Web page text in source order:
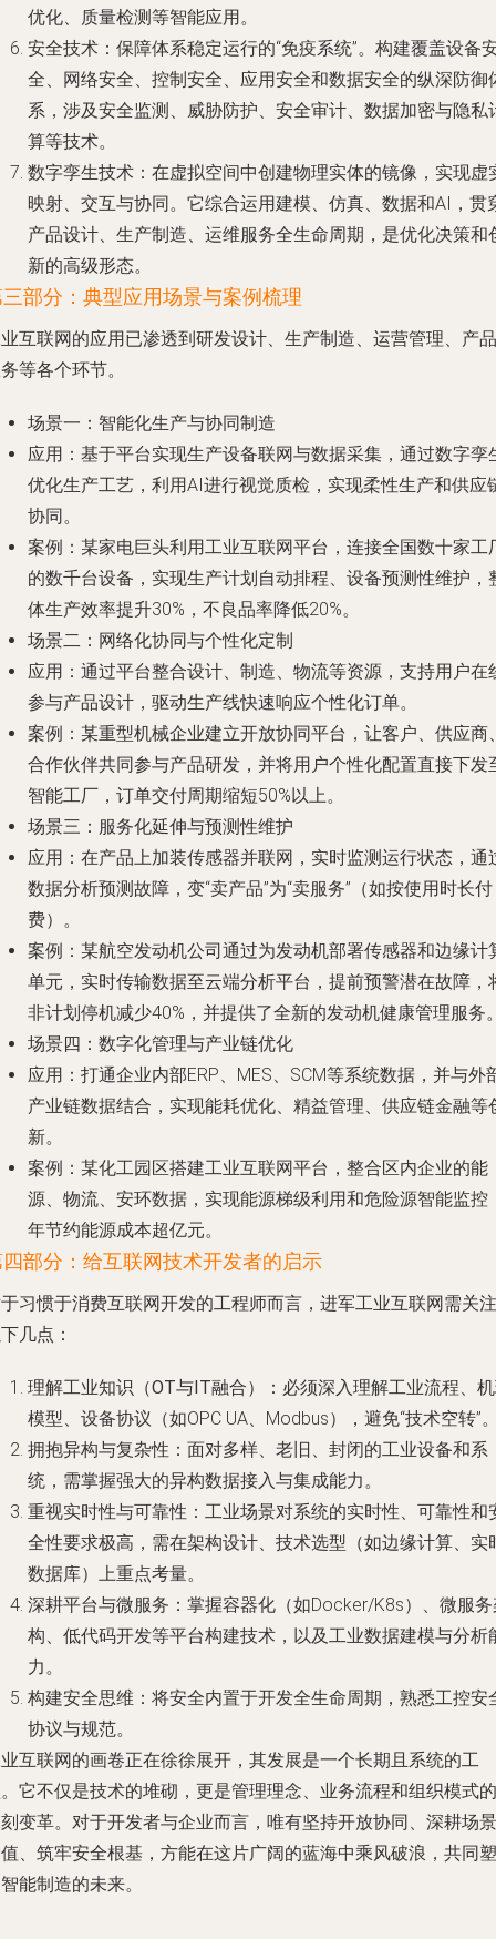
优化、质量检测等智能应用。
安全技术 ：保障体系稳定运行的“免疫系统”。构建覆盖设备
全、网络安全、控制安全、应用安全和数据安全的纵深防御
系，涉及安全监测、威胁防护、安全审计、数据加密与隐私
算等技术。
数字孪生技术 ：在虚拟空间中创建物理实体的镜像，实现虚
映射、交互与协同。它综合运用建模、仿真、数据和AI，贯
产品设计、生产制造、运维服务全生命周期，是优化决策和
新的高级形态。
部分：典型应用场景与案例梳理
互联网的应用已渗透到研发设计、生产制造、运营管理、产品
等各个环节。
场景一：智能化生产与协同制造
应用 ：基于平台实现生产设备联网与数据采集，通过数字孪
优化生产工艺，利用AI进行视觉质检，实现柔性生产和供应
协同。
案例 ：某家电巨头利用工业互联网平台，连接全国数十家工
的数千台设备，实现生产计划自动排程、设备预测性维护，
体生产效率提升30%，不良品率降低20%。
场景二：网络化协同与个性化定制
应用 ：通过平台整合设计、制造、物流等资源，支持用户在
参与产品设计，驱动生产线快速响应个性化订单。
案例 ：某重型机械企业建立开放协同平台，让客户、供应商
合作伙伴共同参与产品研发，并将用户个性化配置直接下发
智能工厂，订单交付周期缩短50%以上。
场景三：服务化延伸与预测性维护
应用 ：在产品上加装传感器并联网，实时监测运行状态，通
数据分析预测故障，变“卖产品”为“卖服务”（如按使用时长付
费）。
案例 ：某航空发动机公司通过为发动机部署传感器和边缘计
单元，实时传输数据至云端分析平台，提前预警潜在故障，
非计划停机减少40%，并提供了全新的发动机健康管理服务
场景四：数字化管理与产业链优化
应用 ：打通企业内部ERP、MES、SCM等系统数据，并与外
产业链数据结合，实现能耗优化、精益管理、供应链金融等
新。
案例 ：某化工园区搭建工业互联网平台，整合区内企业的能
源、物流、安环数据，实现能源梯级利用和危险源智能监控
年节约能源成本超亿元。
部分：给互联网技术开发者的启示
习惯于消费互联网开发的工程师而言，进军工业互联网需关注
几点：
理解工业知识（OT与IT融合）
：必须深入理解工业流程、
模型、设备协议（如OPC UA、Modbus），避免“技术空转”
拥抱异构与复杂性 ：面对多样、老旧、封闭的工业设备和系
统，需掌握强大的异构数据接入与集成能力。
重视实时性与可靠性 ：工业场景对系统的实时性、可靠性和
全性要求极高，需在架构设计、技术选型（如边缘计算、实
数据库）上重点考量。
深耕平台与微服务 ：掌握容器化（如Docker/K8s）、微服
构、低代码开发等平台构建技术，以及工业数据建模与分析
力。
构建安全思维 ：将安全内置于开发全生命周期，熟悉工控安
协议与规范。
互联网的画卷正在徐徐展开，其发展是一个长期且系统的工
它不仅是技术的堆砌，更是管理理念、业务流程和组织模式的
变革。对于开发者与企业而言，唯有坚持开放协同、深耕场景
、筑牢安全根基，方能在这片广阔的蓝海中乘风破浪，共同塑
能制造的未来。